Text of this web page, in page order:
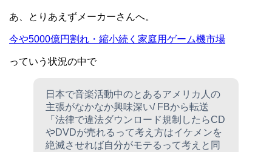
あ、とりあえずメーカーさんへ。
今や5000億円割れ・縮小続く家庭用ゲーム機市場
っていう状況の中で
日本で音楽活動中のとあるアメリカ人の
主張がなかなか興味深い/ FBから転送
「法律で違法ダウンロード規制したらCD
やDVDが売れるって考え方はイケメンを
絶滅させれば自分がモテるって考えと同